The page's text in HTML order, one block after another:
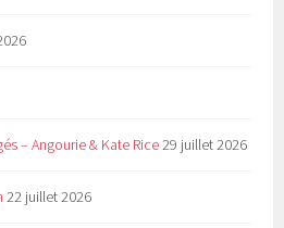
– Angourie & Kate Rice29 juillet 2026
22 juillet 2026